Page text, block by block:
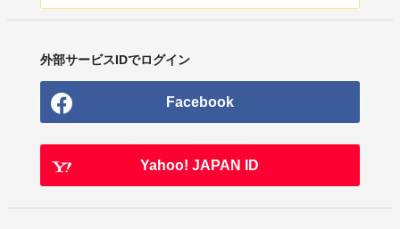
外部サービスIDでログイン
Facebook
Yahoo! JAPAN ID